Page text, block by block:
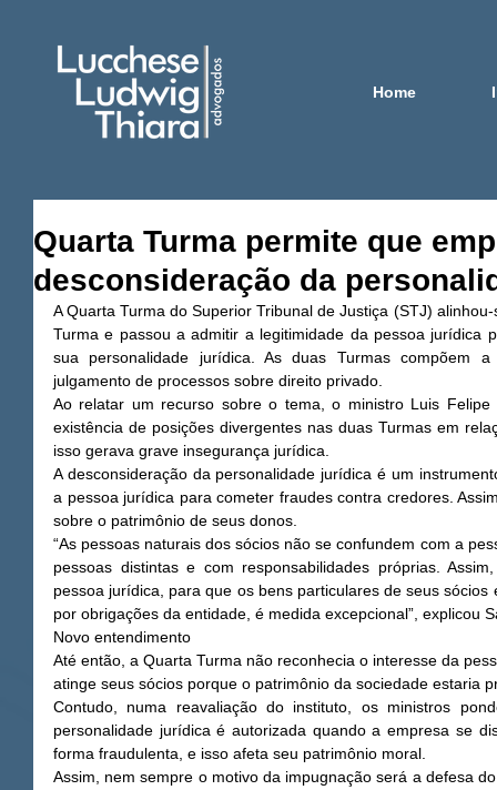
Home
Quarta Turma permite que
desconsideração da
A Quarta Turma do Superior Tribunal de Justiça (STJ)
Turma e passou a admitir a legitimidade da pessoa jurídica
sua personalidade jurídica. As duas Turmas compõem
julgamento de processos sobre direito privado.
Ao relatar um recurso sobre o tema, o ministro Luis Felipe
existência de posições divergentes nas duas Turmas em
isso gerava grave insegurança jurídica.
A desconsideração da personalidade jurídica é um
a pessoa jurídica para cometer fraudes contra credores.
sobre o patrimônio de seus donos.
“As pessoas naturais dos sócios não se confundem com a
pessoas distintas e com responsabilidades próprias.
pessoa jurídica, para que os bens particulares de seus
por obrigações da entidade, é medida excepcional”, explicou
Novo entendimento
Até então, a Quarta Turma não reconhecia o interesse da
atinge seus sócios porque o patrimônio da sociedade estaria
Contudo, numa reavaliação do instituto, os ministros
personalidade jurídica é autorizada quando a empresa se
forma fraudulenta, e isso afeta seu patrimônio moral.
Assim, nem sempre o motivo da impugnação será a defesa